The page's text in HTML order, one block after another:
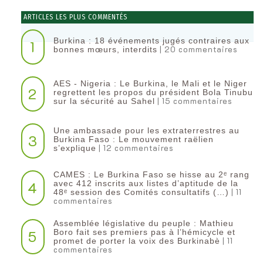
ARTICLES LES PLUS COMMENTÉS
1
Burkina : 18 événements jugés contraires aux
bonnes mœurs, interdits | 20 commentaires
2
AES - Nigeria : Le Burkina, le Mali et le Niger
regrettent les propos du président Bola Tinubu
sur la sécurité au Sahel | 15 commentaires
3
Une ambassade pour les extraterrestres au
Burkina Faso : Le mouvement raëlien
s’explique | 12 commentaires
4
CAMES : Le Burkina Faso se hisse au 2ᵉ rang
avec 412 inscrits aux listes d’aptitude de la
48ᵉ session des Comités consultatifs (…) | 11
commentaires
5
Assemblée législative du peuple : Mathieu
Boro fait ses premiers pas à l’hémicycle et
promet de porter la voix des Burkinabè | 11
commentaires